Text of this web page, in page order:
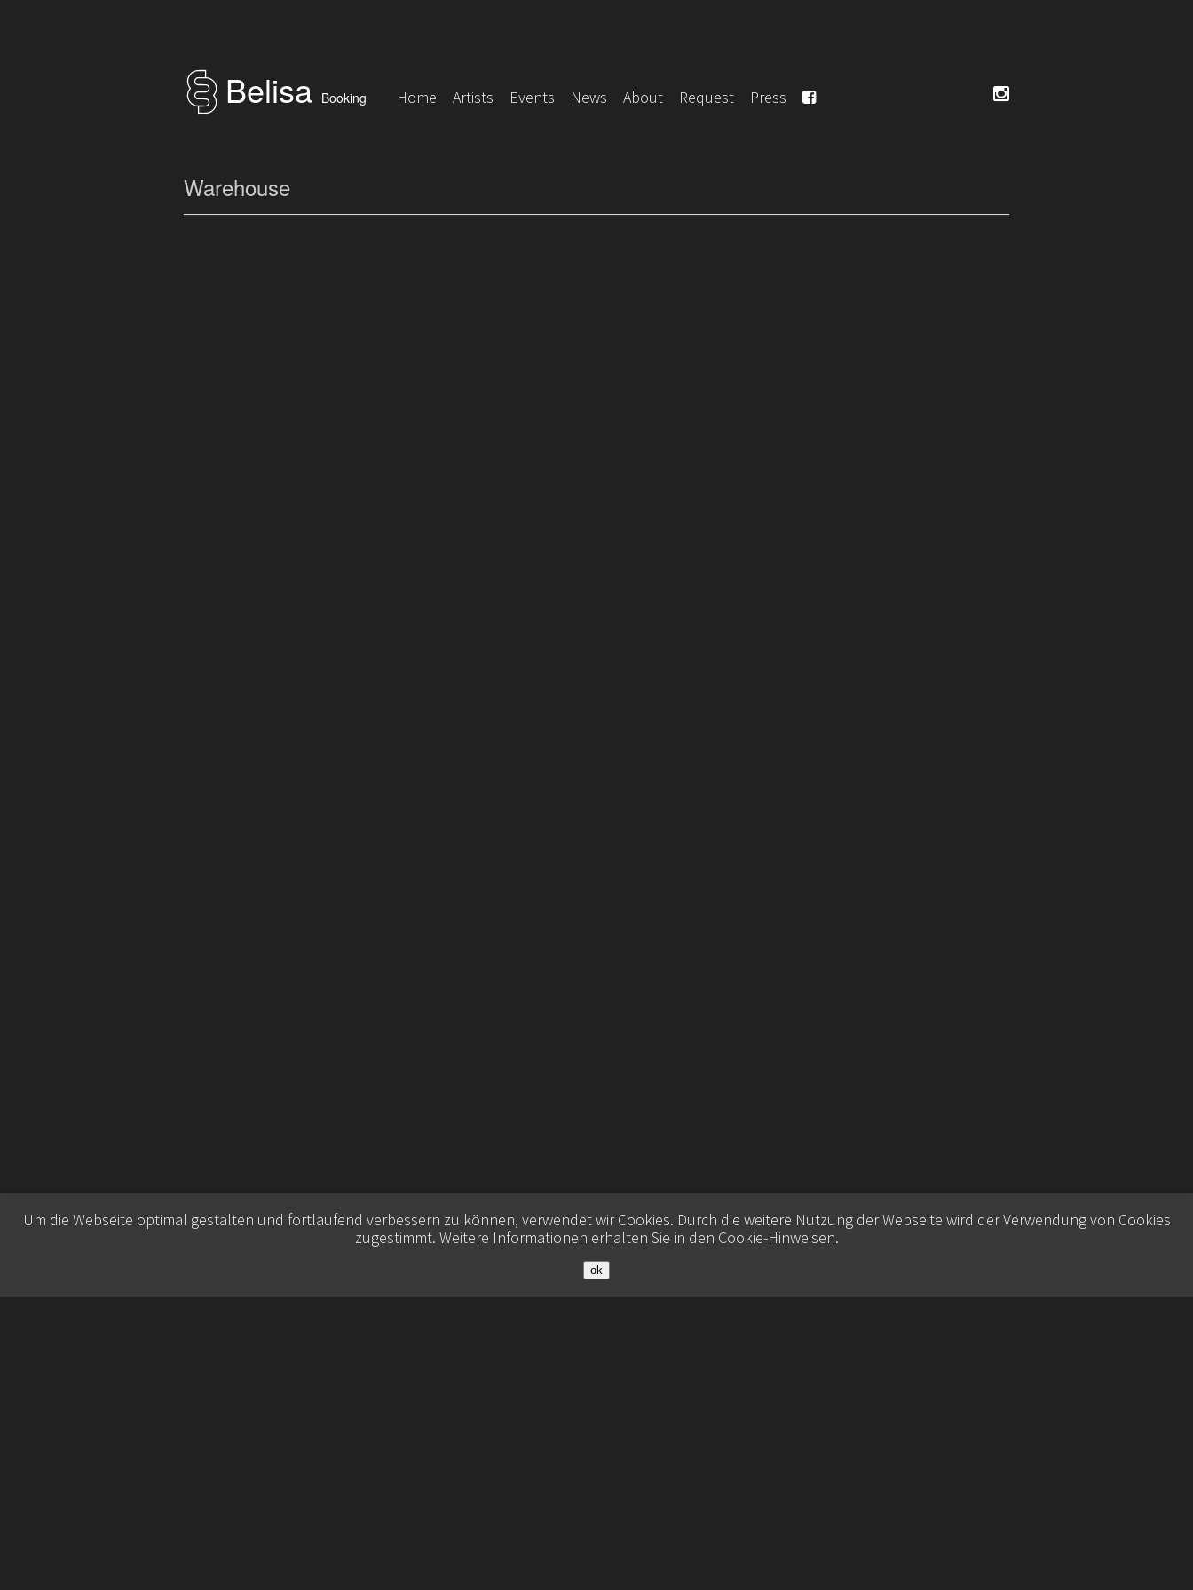
Belisa Booking Home Artists Events News About Request Press
Warehouse
Um die Webseite optimal gestalten und fortlaufend verbessern zu können, verwendet wir Cookies. Durch die weitere Nutzung der Webseite wird der Verwendung von Cookies
zugestimmt. Weitere Informationen erhalten Sie in den Cookie-Hinweisen.
ok